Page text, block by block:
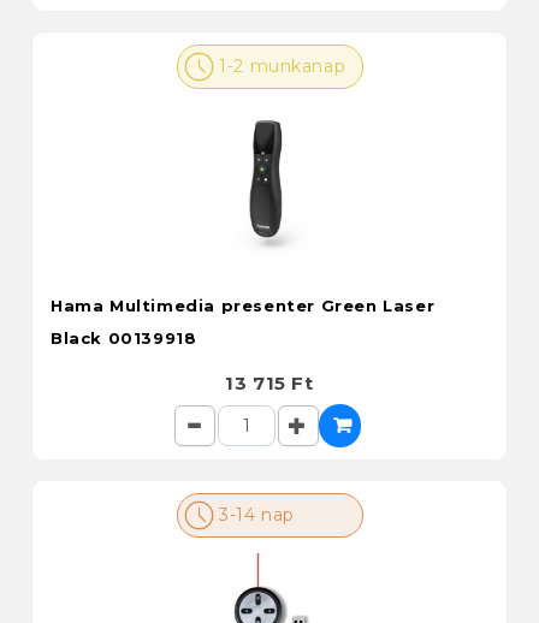
1-2 munkanap
Hama Multimedia presenter Green Laser
Black 00139918
13 715 Ft
3-14 nap